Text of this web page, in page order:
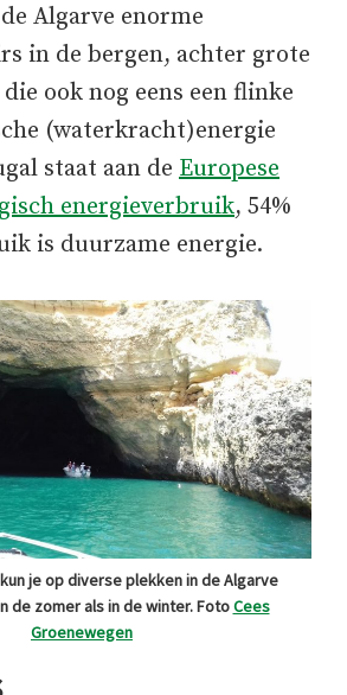
Algarve enorme
in de bergen, achter grote
ook nog eens een flinke
(waterkracht)energie
staat aan de Europese
energieverbruik, 54%
is duurzame energie.
kun je op diverse plekken in de Algarve
de zomer als in de winter. FotoCees
Groenewegen